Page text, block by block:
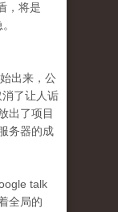
，将是
出来，公
了让人诟
出了项目
务器的成
talk
全局的